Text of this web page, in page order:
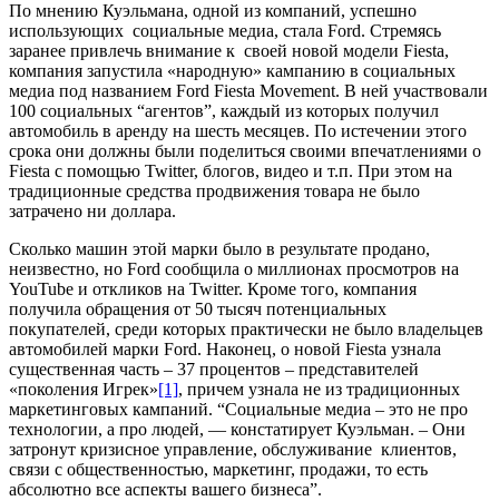
По мнению Куэльмана, одной из компаний, успешно
использующих социальные медиа, стала Ford. Стремясь
заранее привлечь внимание к своей новой модели Fiesta,
компания запустила «народную» кампанию в социальных
медиа под названием Ford Fiesta Movement. В ней участвовали
100 социальных “агентов”, каждый из которых получил
автомобиль в аренду на шесть месяцев. По истечении этого
срока они должны были поделиться своими впечатлениями о
Fiesta с помощью Twitter, блогов, видео и т.п. При этом на
традиционные средства продвижения товара не было
затрачено ни доллара.
Сколько машин этой марки было в результате продано,
неизвестно, но Ford сообщила о миллионах просмотров на
YouTube и откликов на Twitter. Кроме того, компания
получила обращения от 50 тысяч потенциальных
покупателей, среди которых практически не было владельцев
автомобилей марки Ford. Наконец, о новой Fiesta узнала
существенная часть – 37 процентов – представителей
«поколения Игрек»[1], причем узнала не из традиционных
маркетинговых кампаний. “Социальные медиа – это не про
технологии, а про людей, — констатирует Куэльман. – Они
затронут кризисное управление, обслуживание клиентов,
связи с общественностью, маркетинг, продажи, то есть
абсолютно все аспекты вашего бизнеса”.